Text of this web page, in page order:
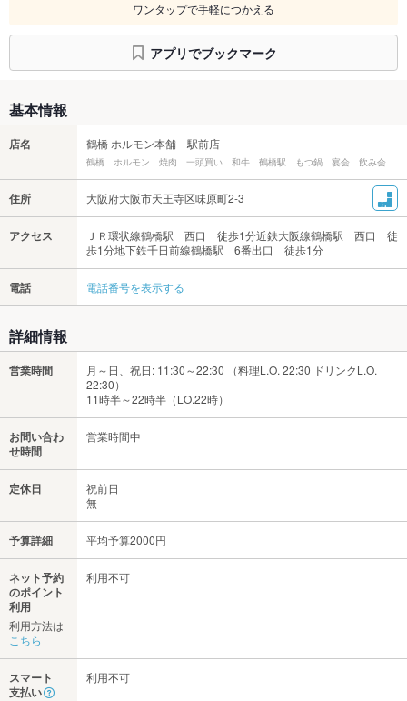
ワンタップで手軽につかえる
アプリでブックマーク
基本情報
店名 鶴橋 ホルモン本舗 駅前店
鶴橋 ホルモン 焼肉 一頭買い 和牛 鶴橋駅 もつ鍋 宴会 飲み会
住所 大阪府大阪市天王寺区味原町2-3
アクセス
ＪＲ環状線鶴橋駅 西口 徒歩1分近鉄大阪線鶴橋駅 西口 徒
歩1分地下鉄千日前線鶴橋駅 6番出口 徒歩1分
電話 電話番号を表示する
詳細情報
営業時間
月～日、祝日: 11:30～22:30 （料理L.O. 22:30 ドリンクL.O.
22:30）
11時半～22時半（LO.22時）
お問い合わ
せ時間
営業時間中
定休日
祝前日
無
予算詳細 平均予算2000円
ネット予約
のポイント
利用
利用方法は
こちら
利用不可
スマート
支払い
利用不可